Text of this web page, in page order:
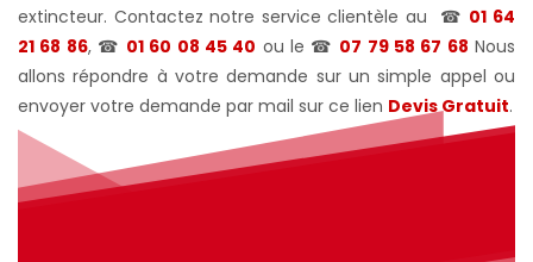
extincteur. Contactez notre service clientèle au
☎ 01 64
21 68 86, ☎ 01 60 08 45 40 ou le ☎ 07 79 58 67 68 Nous
allons répondre à votre demande sur un simple appel ou
envoyer votre demande par mail sur ce lien Devis Gratuit.